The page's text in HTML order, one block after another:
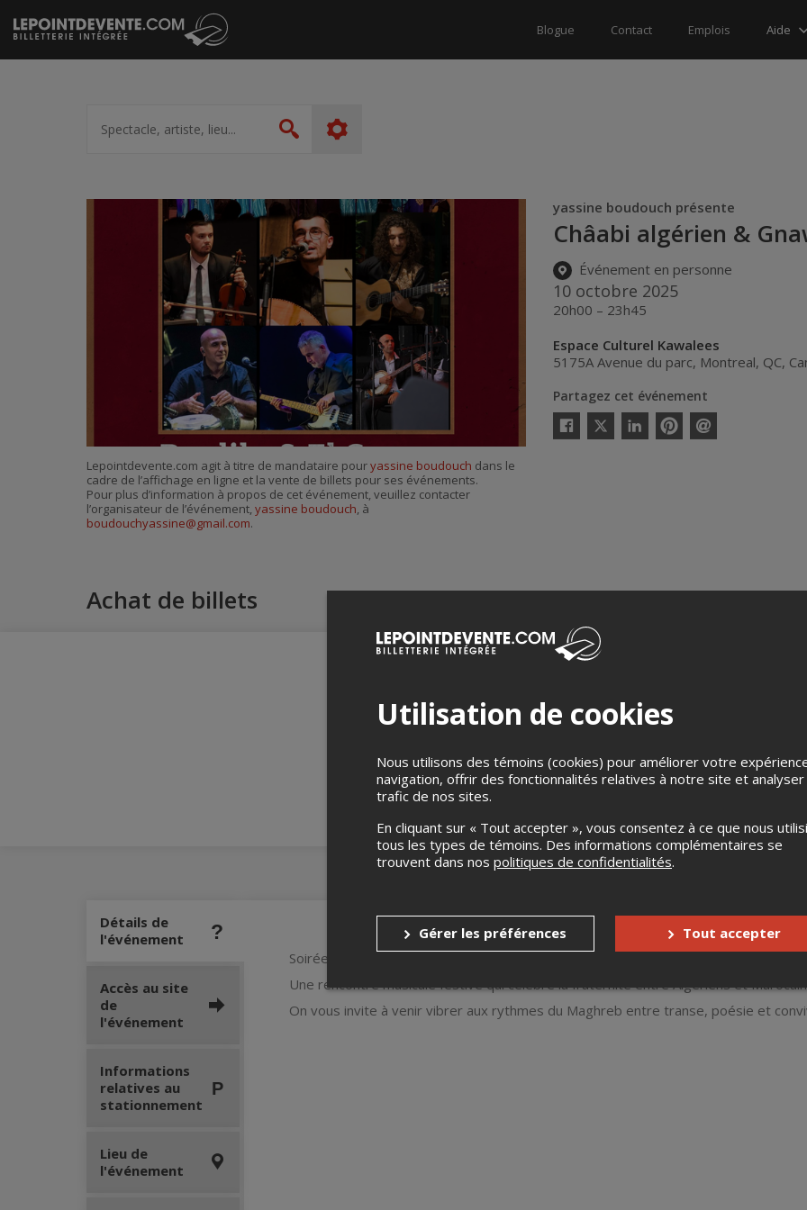
Passer
au
contenu
Blogue Contact Emplois Aide
artiste,
lieu...
Rechercher
yassine boudouch présente
Châabi algérien &
Événement en personne
10 octobre 2025
20h00 – 23h45
Espace Culturel Kawalees
5175A Avenue du parc, Montreal, QC,
Partagez cet événement
Facebook
Twitter
LinkedinPinterestEnvoyer
Lepointdevente.com agit à titre de mandataire pouryassine boudouch dans le
cadre de l’affichage en ligne et la vente de billets pour ses événements.
Pour plus d’information à propos de cet événement, veuillez contacter
l’organisateur de l’événement, yassine boudouch, à
boudouchyassine@gmail.com.
Achat de billets
Merci de confirmer que vous n'êtes pas un robot ci-bas.
Détails de
l'événement
Soirée Chaâbi algérien & Gnawa marocain
Une rencontre musicale festive qui célèbre la fraternité entre Algériens et
On vous invite à venir vibrer aux rythmes du Maghreb entre transe, poésie et
Accès au site
de
l'événement
Informations
relatives au
stationnement
Lieu de
l'événement
Utilisation de cookies
Nous utilisons des témoins (cookies) pour améliorer votre
navigation, offrir des fonctionnalités relatives à notre site et analyser
trafic de nos sites.
En cliquant sur « Tout accepter », vous consentez à ce que nous
tous les types de témoins. Des informations complémentaires se
trouvent dans nos politiques de confidentialités.
Gérer les préférences Tout accepter